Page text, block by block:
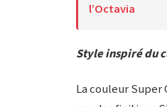
l’Octavia
Style inspiré du
La couleur